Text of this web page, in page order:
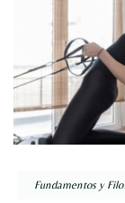
Fundamentos y